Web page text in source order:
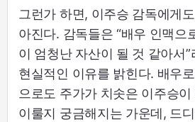
그런가 하면, 이주승 감독에게
아진다. 감독들은 “배우 인맥으
이 엄청난 자산이 될 것 같아서
현실적인 이유를 밝힌다. 배우
으로도 주가가 치솟은 이주승
이룰지 궁금해지는 가운데, 드